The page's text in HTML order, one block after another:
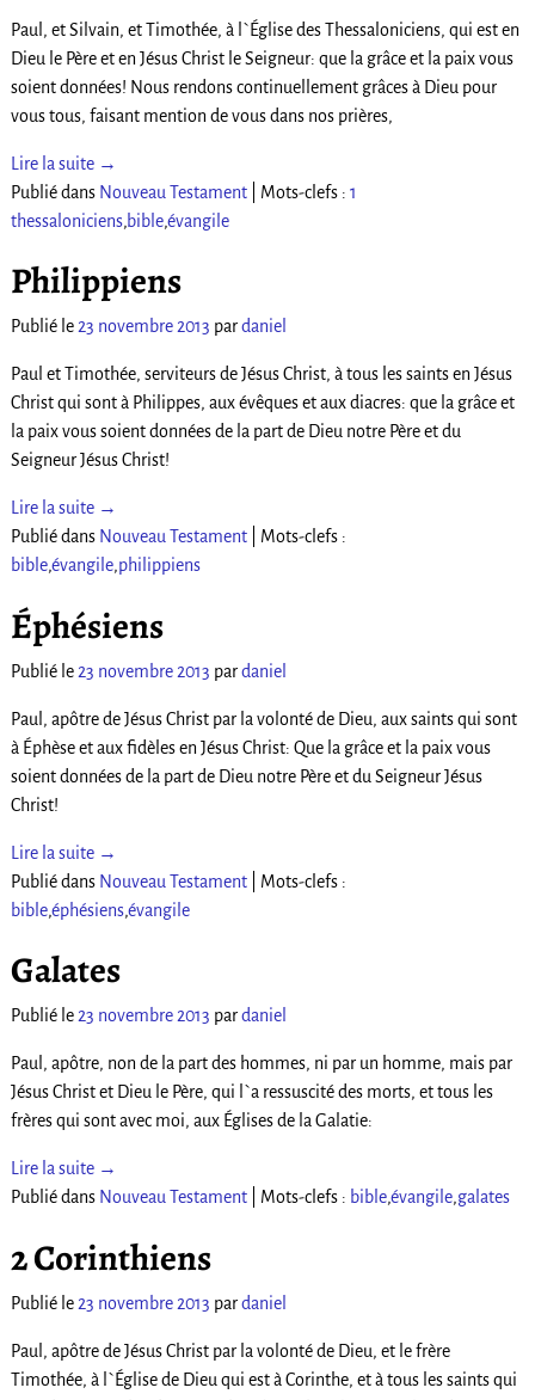
Paul, et Silvain, et Timothée, à l`Église des Thessaloniciens, qui est en
Dieu le Père et en Jésus Christ le Seigneur: que la grâce et la paix vous
soient données! Nous rendons continuellement grâces à Dieu pour
vous tous, faisant mention de vous dans nos prières,
Lire la suite →
Publié dans Nouveau Testament| Mots-clefs : 1
thessaloniciens,bible,évangile
Philippiens
Publié le23 novembre 2013 pardaniel
Paul et Timothée, serviteurs de Jésus Christ, à tous les saints en Jésus
Christ qui sont à Philippes, aux évêques et aux diacres: que la grâce et
la paix vous soient données de la part de Dieu notre Père et du
Seigneur Jésus Christ!
Lire la suite →
Publié dans Nouveau Testament| Mots-clefs :
bible,évangile,philippiens
Éphésiens
Publié le 23 novembre 2013 pardaniel
Paul, apôtre de Jésus Christ par la volonté de Dieu, aux saints qui sont
à Éphèse et aux fidèles en Jésus Christ: Que la grâce et la paix vous
soient données de la part de Dieu notre Père et du Seigneur Jésus
Christ!
Lire la suite →
Publié dans Nouveau Testament| Mots-clefs :
bible,éphésiens,évangile
Galates
Publié le23 novembre 2013 pardaniel
Paul, apôtre, non de la part des hommes, ni par un homme, mais par
Jésus Christ et Dieu le Père, qui l`a ressuscité des morts, et tous les
frères qui sont avec moi, aux Églises de la Galatie:
Lire la suite →
Publié dans Nouveau Testament| Mots-clefs : bible,évangile,galates
2 Corinthiens
Publié le 23 novembre 2013 pardaniel
Paul, apôtre de Jésus Christ par la volonté de Dieu, et le frère
Timothée, à l`Église de Dieu qui est à Corinthe, et à tous les saints qui